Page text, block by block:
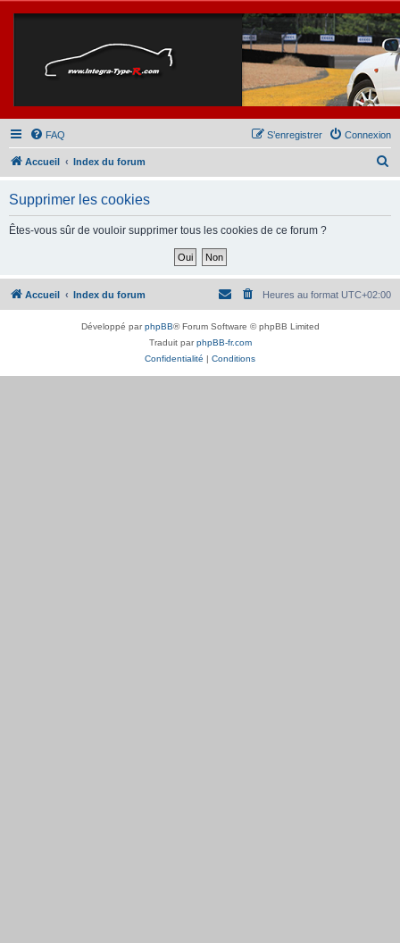
FAQ Connexion
S’enregistrer
Accueil Index du forum
h
Supprimer les cookies
Êtes-vous sûr de vouloir supprimer tous les cookies de ce forum ?
Accueil Index du forum Heures au format UTC+02:00
Développé parphpBB® Forum Software © phpBB Limited
Traduit parphpBB-fr.com
Confidentialité | Conditions